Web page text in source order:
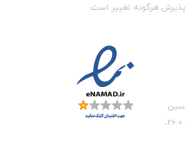
هرگونه تغییر است.
فاطمی، بزرگراه شهید گمنام، پلاک: 26.0،